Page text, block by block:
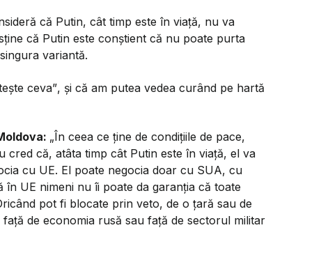
că Putin, cât timp este în viață, nu va
că Putin este conștient că nu poate purta
variantă.
ceva”, și că am putea vedea curând pe hartă
„În ceea ce ține de condițiile de pace,
cred că, atâta timp cât Putin este în viață, el va
cu UE. El poate negocia doar cu SUA, cu
UE nimeni nu îi poate da garanția că toate
pot fi blocate prin veto, de o țară sau de
de economia rusă sau față de sectorul militar